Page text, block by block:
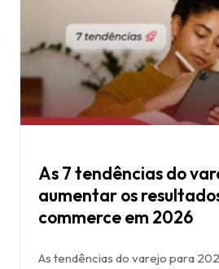
As 7 tendências do
aumentar os
commerce em 2026
As tendências do varejo para